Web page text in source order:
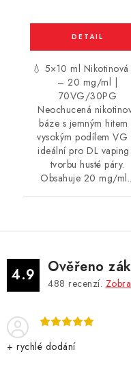
💧 5×10 ml Nikotinová
– 20 mg/ml |
70VG/30PG
Neochucená
báze s jemným hitem
vysokým podílem
ideální pro DL vaping
tvorbu husté páry.
Obsahuje 20 mg/
4.9 Ověřeno
488 recenzí.
+ rychlé dodání